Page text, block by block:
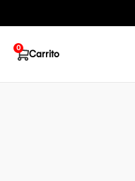
Carrito
0